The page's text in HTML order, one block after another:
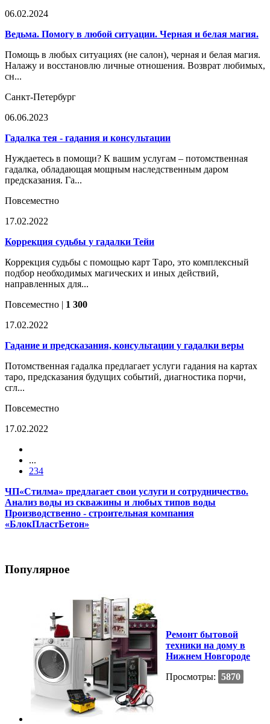
06.02.2024
Ведьма. Помогу в любой ситуации. Черная и белая магия.
Помощь в любых ситуациях (не салон), черная и белая магия.
Налажу и восстановлю личные отношения. Возврат любимых,
сн...
Санкт-Петербург
06.06.2023
Гадалка тея - гадания и консультации
Нуждаетесь в помощи? К вашим услугам – потомственная
гадалка, обладающая мощным наследственным даром
предсказания. Га...
Повсеместно
17.02.2022
Коррекция судьбы у гадалки Тейи
Коррекция судьбы с помощью карт Таро, это комплексный
подбор необходимых магических и иных действий,
направленных для...
Повсеместно | 1 300
17.02.2022
Гадание и предсказания, консультации у гадалки веры
Потомственная гадалка предлагает услуги гадания на картах
таро, предсказания будущих событий, диагностика порчи,
сгл...
Повсеместно
17.02.2022
...
234
ЧП«Стилма» предлагает свои услуги и сотрудничество.
Анализ воды из скважины и любых типов воды
Производственно - строительная компания
«БлокПластБетон»
Популярное
Ремонт бытовой
техники на дому в
Нижнем Новгороде
Просмотры: 5870